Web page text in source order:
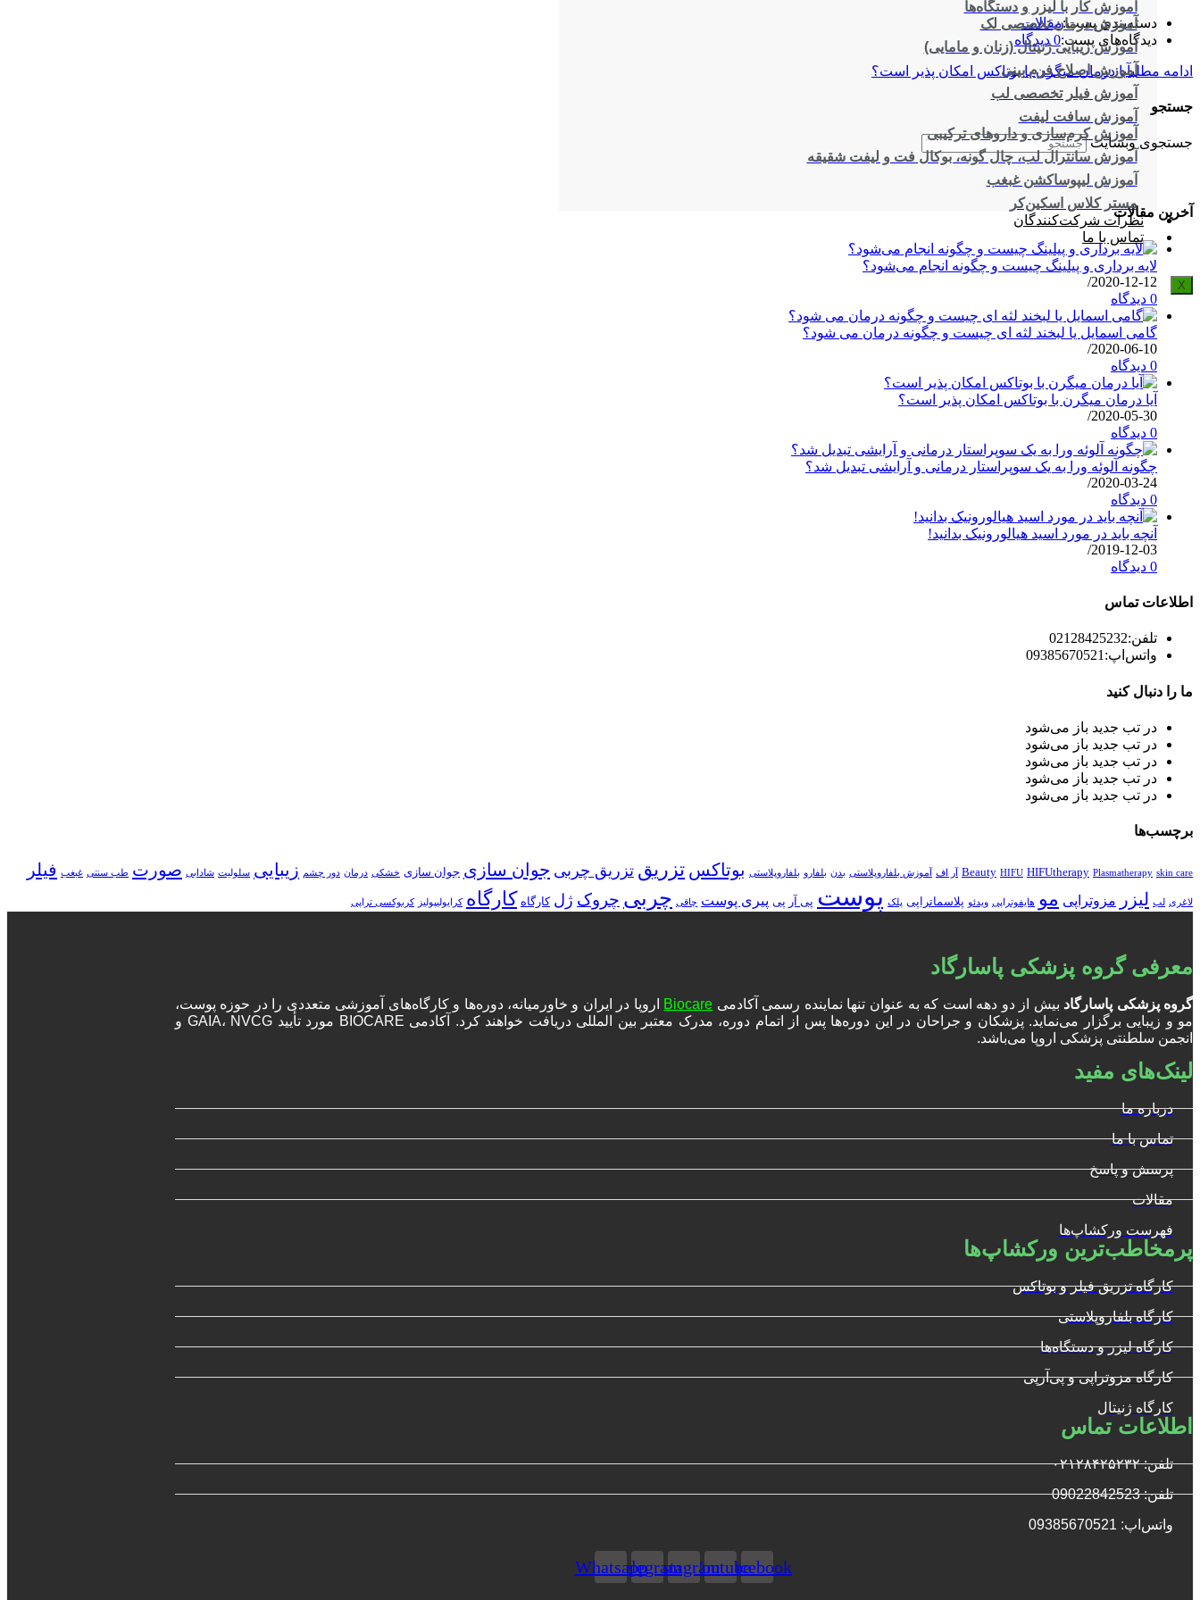
آموزش کار با لیزر و دستگاه‌ها
آموزش درمان تخصصی لک
آموزش زیبایی ژنیتال (زنان و مامایی)
آموزش اصلاح فرم بینی
آموزش فیلر تخصصی لب
آموزش سافت لیفت
آموزش کرم‌سازی و داروهای ترکیبی
آموزش سانترال لب، چال گونه، بوکال فت و لیفت شقیقه
آموزش لیپوساکشن غبغب
مستر کلاس اسکین‌کر
نظرات شرکت‌کنندگان
تماس با ما
X
دسته‌بندی پست:مقالات
دیدگاه‌های پست:0 دیدگاه
ادامه مطلبآیا درمان میگرن با بوتاکس امکان پذیر است؟
جستجو
جستجوی وبسایت
آخرین مقالات
لایه برداری و پیلینگ چیست و چگونه انجام می‌شود؟
2020-12-12
/
0 دیدگاه
گامی اسمایل یا لبخند لثه ای چیست و چگونه درمان می شود؟
2020-06-10
/
0 دیدگاه
آیا درمان میگرن با بوتاکس امکان پذیر است؟
2020-05-30
/
0 دیدگاه
چگونه آلوئه ورا به یک سوپراستار درمانی و آرایشی تبدیل شد؟
2020-03-24
/
0 دیدگاه
آنچه باید در مورد اسید هیالورونیک بدانید!
2019-12-03
/
0 دیدگاه
اطلاعات تماس
تلفن:02128425232
واتس‌اپ: 09385670521
ما را دنبال کنید
در تب جدید باز می‌شود
در تب جدید باز می‌شود
در تب جدید باز می‌شود
در تب جدید باز می‌شود
در تب جدید باز می‌شود
برچسب‌ها
Beauty HIFU HIFUtherapy Plasmatherapy skin care آر اف آموزش بلفاروپلاستی بدن بلفارو بلفاروپلاستی بوتاکس تزریق تزریق چربی جوان سازی جوان سازی خشکی درمان دور چشم زیبایی سلولیت شادابی صورت طب سنتی غبغب فیلر
لاغری لب لیزر مزوتراپی مو هایفوتراپی ویدئو پلاسماتراپی پلک پوست پی آر پی پیری پوست چاقی چربی چروک ژل کارگاه کارگاه کرایولیپولیز کربوکسی تراپی
معرفی گروه پزشکی پاسارگاد
گروه پزشکی پاسارگاد بیش از دو دهه است که به عنوان تنها نماینده رسمی آکادمی Biocare
اروپا در ایران و خاورمیانه، دوره‌ها و کارگاه‌های آموزشی متعددی را در حوزه پوست،
مو و زیبایی برگزار می‌نماید. پزشکان و جراحان در این دوره‌ها پس از اتمام دوره، مدرک معتبر بین المللی دریافت خواهند کرد. آکادمی BIOCARE مورد تأیید GAIA، NVCG و
انجمن سلطنتی پزشکی اروپا می‌باشد.
لینک‌های مفید
درباره ما
تماس با ما
پرسش و پاسخ
مقالات
فهرست ورکشاپ‌ها
پرمخاطب‌ترین ورکشاپ‌ها
کارگاه تزریق فیلر و بوتاکس
کارگاه بلفاروپلاستی
کارگاه لیزر و دستگاه‌ها
کارگاه مزوتراپی و پی‌آرپی
کارگاه ژنیتال
اطلاعات تماس
تلفن: ۰۲۱۲۸۴۲۵۲۳۲
تلفن: 09022842523
واتس‌‌اپ: 09385670521
Facebook
Youtube
Instagram
Telegram
Whatsapp